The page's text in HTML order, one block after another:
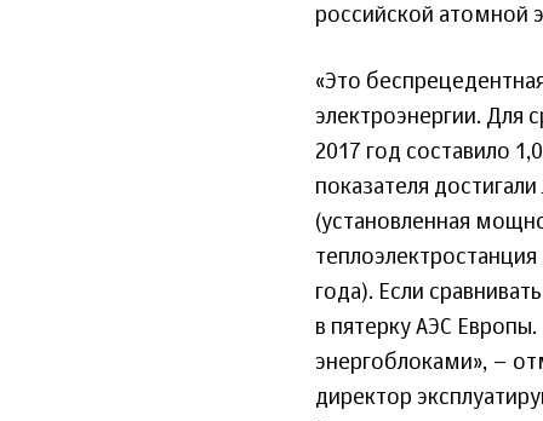
российской атомной
«Это
электроэнергии. Для
2017 год составило
показателя
(установленная
года). Если
в пятерку АЭС
энергоблоками», –
директор